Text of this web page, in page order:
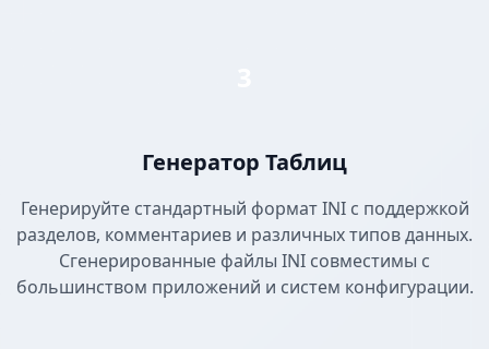
Генератор Таблиц
Генерируйте стандартный формат INI с поддержкой
разделов, комментариев и различных типов данных.
Сгенерированные файлы INI совместимы с
большинством приложений и систем конфигурации.